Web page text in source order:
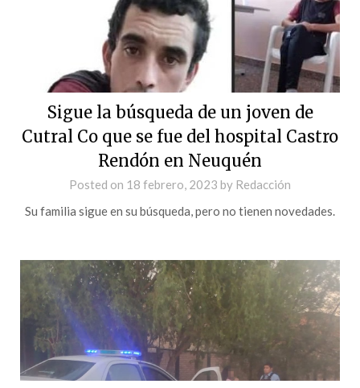
Sigue la búsqueda de un joven de
Cutral Co que se fue del hospital Castro
Rendón en Neuquén
Posted on 18 febrero, 2023 by Redacción
Su familia sigue en su búsqueda, pero no tienen novedades.